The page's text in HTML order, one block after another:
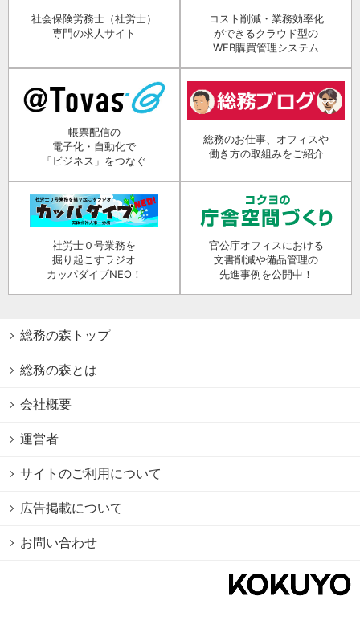
社会保険労務士（社労士）
専門の求人サイト
コスト削減・業務効率化
ができるクラウド型の
WEB購買管理システム
帳票配信の
電子化・自動化で
「ビジネス」をつなぐ
総務のお仕事、オフィスや
働き方の取組みをご紹介
社労士０号業務を
掘り起こすラジオ
カッパダイブNEO！
官公庁オフィスにおける
文書削減や備品管理の
先進事例を公開中！
総務の森トップ
総務の森とは
会社概要
運営者
サイトのご利用について
広告掲載について
お問い合わせ